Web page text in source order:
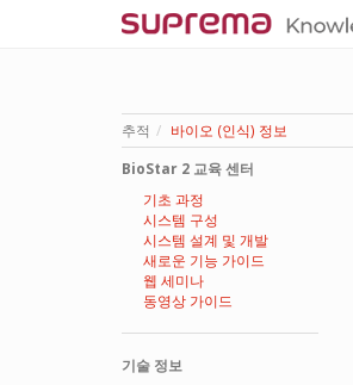
추적
바이오 (인식) 정보
BioStar 2 교육 센터
기초 과정
시스템 구성
시스템 설계 및 개발
새로운 기능 가이드
웹 세미나
동영상 가이드
기술 정보